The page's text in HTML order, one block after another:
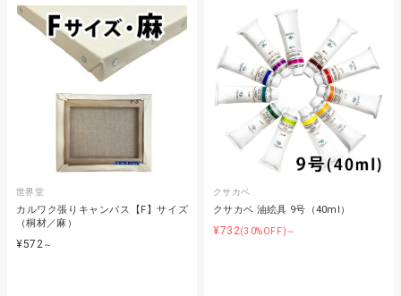
世界堂
カルワク張りキャンバス【F】サイズ
（桐材／麻）
¥572～
クサカベ
クサカベ 油絵具 9号（40ml）
¥732(30%OFF)～